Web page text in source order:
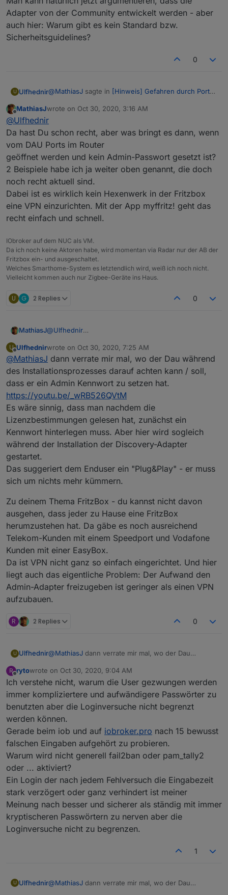
Adapter von der Community entwickelt werden - aber
auch hier: Warum gibt es kein Standard bzw.
Sicherheitsguidelines?
0
U Ulfhednir@MathiasJ sagte in [Hinweis] Gefahren durch Port-
Was bringt die schönste Firewall, die vom
Benutzer selbst ausgehebelt wird?
Das halte ich für den verkehrten Ansatz. Es gilt
zunächst eigentlich immer der Grundsatz des
Selbstschutzes. Ich nehme mal ein krasses Beispiel:
In der Realität haben alle Waffen einen
Sicherungsbügel. (Polizei und Militär ausgenommen)
Wenn man deinem Grundsatz verfolgen würde, wäre
der Sicherheitsbügel grundsätzlich hinfällig. Und
warum gibt es diesen? Damit sich kein Schütze
versehentlich ins Bein schießt. Was natürlich bei
Sicherheitsbestimmungen.
Es gibt technische Wege die Hürden für den
"technisch unversierten" Nutzer höher zu legen
bzw. das Risiko einzuschränken. Das beginnt mit
einer zwangsweisen Kennworteingabe beim Admin-
Adapter. Dann kann man den Zugriffsbereich
einschränken (nur Netzwerkbereich von ioBroker +
separen Bereich vom VPN-Netz) . Um noch ein
gespeichert?
Man kann natürlich jetzt argumentieren, dass die
Adapter von der Community entwickelt werden -
aber auch hier: Warum gibt es kein Standard bzw.
Sicherheitsguidelines?
Offline
MathiasJwrote on Oct 30, 2020, 3:16 AM
last edited by
@Ulfhednir
Da hast Du schon recht, aber was bringt es dann, wenn
vom DAU Ports im Router
geöffnet werden und kein Admin-Passwort gesetzt ist?
2 Beispiele habe ich ja weiter oben genannt, die doch
noch recht aktuell sind.
Dabei ist es wirklich kein Hexenwerk in der Fritzbox
eine VPN einzurichten. Mit der App myffritz! geht das
recht einfach und schnell.
IObroker auf dem NUC als VM.
Da ich noch keine Aktoren habe, wird momentan via Radar nur der AB der
Fritzbox ein- und ausgeschaltet.
Welches Smarthome-System es letztendlich wird, weiß ich noch nicht.
Vielleicht kommen auch nur Zigbee-Geräte ins Haus.
U G 2 Replies 0
MathiasJ@Ulfhednir
wenn vom DAU Ports im Router
geöffnet werden und kein Admin-Passwort gesetzt
ist?
2 Beispiele habe ich ja weiter oben genannt, die
doch noch recht aktuell sind.
Dabei ist es wirklich kein Hexenwerk in der Fritzbox
eine VPN einzurichten. Mit der App myffritz! geht das
recht einfach und schnell.
U
Offline
Ulfhednirwrote on Oct 30, 2020, 7:25 AM
last edited by
@MathiasJ dann verrate mir mal, wo der Dau während
des Installationsprozesses darauf achten kann / soll,
dass er ein Admin Kennwort zu setzen hat.
https://youtu.be/_wRB526QVtM
Es wäre sinnig, dass man nachdem die
Lizenzbestimmungen gelesen hat, zunächst ein
Kennwort hinterlegen muss. Aber hier wird sogleich
während der Installation der Discovery-Adapter
gestartet.
Das suggeriert dem Enduser ein "Plug&Play" - er muss
sich um nichts mehr kümmern.
Zu deinem Thema FritzBox - du kannst nicht davon
ausgehen, dass jeder zu Hause eine FritzBox
herumzustehen hat. Da gäbe es noch ausreichend
Telekom-Kunden mit einem Speedport und Vodafone
Kunden mit einer EasyBox.
Da ist VPN nicht ganz so einfach eingerichtet. Und hier
liegt auch das eigentliche Problem: Der Aufwand den
Admin-Adapter freizugeben ist geringer als einen VPN
aufzubauen.
R 2 Replies 0
U Ulfhednir@MathiasJ dann verrate mir mal, wo der Dau
kann / soll, dass er ein Admin Kennwort zu setzen
hat.https://youtu.be/_wRB526QVtM
Es wäre sinnig, dass man nachdem die
Lizenzbestimmungen gelesen hat, zunächst ein
Kennwort hinterlegen muss. Aber hier wird sogleich
während der Installation der Discovery-Adapter
gestartet.
Das suggeriert dem Enduser ein "Plug&Play" - er
muss sich um nichts mehr kümmern.
Zu deinem Thema FritzBox - du kannst nicht davon
ausgehen, dass jeder zu Hause eine FritzBox
herumzustehen hat. Da gäbe es noch ausreichend
Telekom-Kunden mit einem Speedport und Vodafone
Kunden mit einer EasyBox.
Da ist VPN nicht ganz so einfach eingerichtet. Und
hier liegt auch das eigentliche Problem: Der Aufwand
den Admin-Adapter freizugeben ist geringer als
einen VPN aufzubauen.
R rytowrote on Oct 30, 2020, 9:04 AM
last edited by
Ich verstehe nicht, warum die User gezwungen werden
immer kompliziertere und aufwändigere Passwörter zu
benutzten aber die Loginversuche nicht begrenzt
werden können.
Gerade beim iob und auf iobroker.pro nach 15 bewusst
falschen Eingaben aufgehört zu probieren.
Warum wird nicht generell fail2ban oder pam_tally2
oder ... aktiviert?
Ein Login der nach jedem Fehlversuch die Eingabezeit
stark verzögert oder ganz verhindert ist meiner
Meinung nach besser und sicherer als ständig mit immer
kryptischeren Passwörtern zu nerven aber die
Loginversuche nicht zu begrenzen.
1
U Ulfhednir@MathiasJ dann verrate mir mal, wo der Dau